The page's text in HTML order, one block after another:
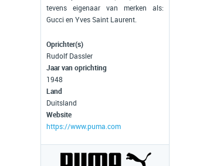
tevens eigenaar van merken als:
Gucci en Yves Saint Laurent.
Oprichter(s)
Rudolf Dassler
Jaar van oprichting
1948
Land
Duitsland
Website
https://www.puma.com